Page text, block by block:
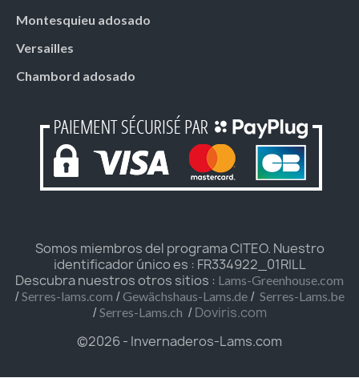
Montesquieu adosado
Versailles
Chambord adosado
Somos miembros del programa CITEO. Nuestro
identificador único es : FR334922_01RILL
Descubra nuestros otros sitios : Lams-Greenhouse.com
/ Serres-lams.com /Gewächshaus-Lams.de / Serres-Lams.be
/ Serres-Lams.ch /Doviris.com
©2026 - Invernaderos-Lams.com